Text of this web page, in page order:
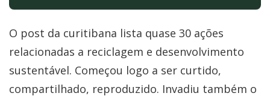
O post da curitibana lista quase 30 ações
relacionadas a reciclagem e desenvolvimento
sustentável. Começou logo a ser curtido,
compartilhado, reproduzido. Invadiu também o